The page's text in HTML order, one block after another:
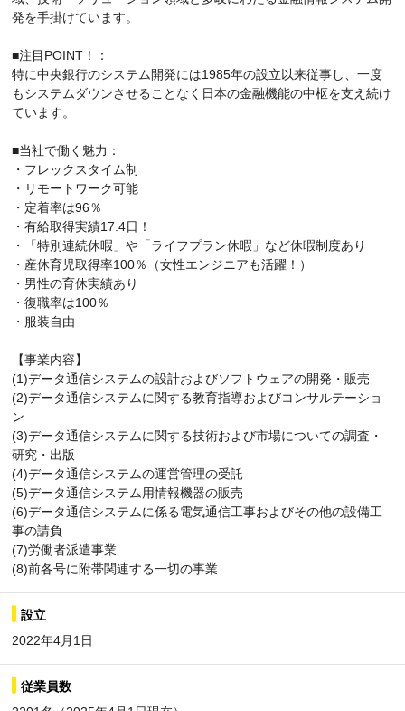
発を手掛けています。
■注目POINT！：
特に中央銀行のシステム開発には1985年の設立以来従事し、一度
もシステムダウンさせることなく日本の金融機能の中枢を支え続け
ています。
■当社で働く魅力：
・フレックスタイム制
・リモートワーク可能
・定着率は96％
・有給取得実績17.4日！
・「特別連続休暇」や「ライフプラン休暇」など休暇制度あり
・産休育児取得率100％（女性エンジニアも活躍！）
・男性の育休実績あり
・復職率は100％
・服装自由
【事業内容】
(1)データ通信システムの設計およびソフトウェアの開発・販売
(2)データ通信システムに関する教育指導およびコンサルテーショ
ン
(3)データ通信システムに関する技術および市場についての調査・
研究・出版
(4)データ通信システムの運営管理の受託
(5)データ通信システム用情報機器の販売
(6)データ通信システムに係る電気通信工事およびその他の設備工
事の請負
(7)労働者派遣事業
(8)前各号に附帯関連する一切の事業
設立
2022年4月1日
従業員数